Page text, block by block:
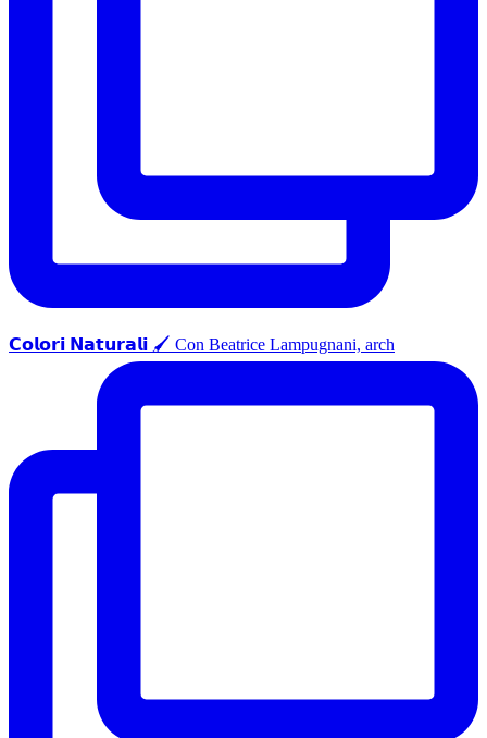
𝗖𝗼𝗹𝗼𝗿𝗶 𝗡𝗮𝘁𝘂𝗿𝗮𝗹𝗶 🖌️ Con Beatrice Lampugnani, arch